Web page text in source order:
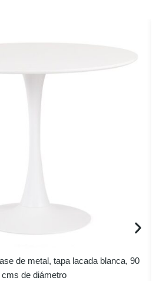
de metal, tapa lacada blanca, 90
cms de diámetro